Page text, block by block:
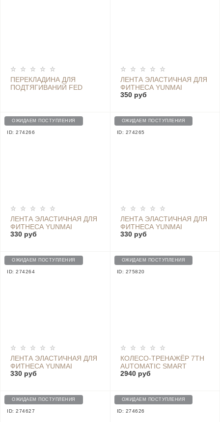
ПЕРЕКЛАДИНА ДЛЯ
ПОДТЯГИВАНИЙ FED
ЛЕНТА ЭЛАСТИЧНАЯ ДЛЯ
ФИТНЕСА YUNMAI
ELASTIC BAND 25LB,
350 руб
ОЖИДАЕМ ПОСТУПЛЕНИЯ
ID: 274266
ЛЕНТА ЭЛАСТИЧНАЯ ДЛЯ
ФИТНЕСА YUNMAI
ELASTIC BAND 15LB -
330 руб
ОЖИДАЕМ ПОСТУПЛЕНИЯ
ID: 274265
ЛЕНТА ЭЛАСТИЧНАЯ ДЛЯ
ФИТНЕСА YUNMAI
ELASTIC BAND 15LB -
330 руб
ОЖИДАЕМ ПОСТУПЛЕНИЯ
ID: 274264
ЛЕНТА ЭЛАСТИЧНАЯ ДЛЯ
ФИТНЕСА YUNMAI
ELASTIC BAND 15LB -
330 руб
ОЖИДАЕМ ПОСТУПЛЕНИЯ
ID: 275820
КОЛЕСО-ТРЕНАЖЁР 7TH
AUTOMATIC SMART
WHEEL - SX19SS-JS1104
2940 руб
ОЖИДАЕМ ПОСТУПЛЕНИЯ
ID: 274627
ОЖИДАЕМ ПОСТУПЛЕНИЯ
ID: 274626